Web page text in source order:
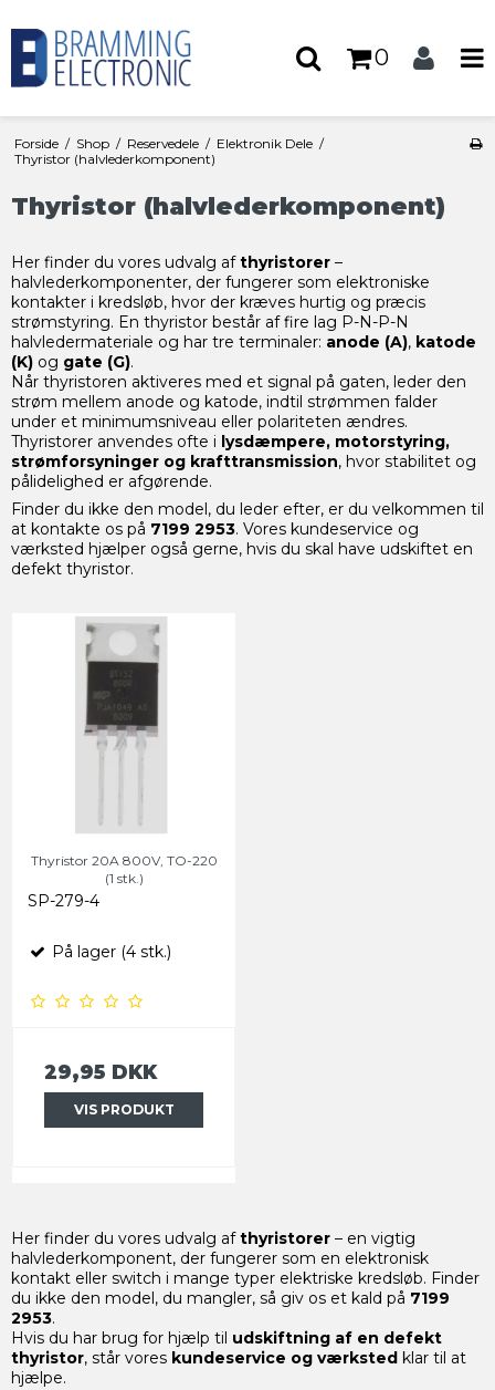
0
Forside / Shop / Reservedele / Elektronik Dele /
Thyristor (halvlederkomponent)
Thyristor (halvlederkomponent)
Her finder du vores udvalg afthyristorer –
halvlederkomponenter, der fungerer som elektroniske
kontakter i kredsløb, hvor der kræves hurtig og præcis
strømstyring. En thyristor består af fire lag P-N-P-N
halvledermateriale og har tre terminaler: anode (A), katode
(K) og gate (G).
Når thyristoren aktiveres med et signal på gaten, leder den
strøm mellem anode og katode, indtil strømmen falder
under et minimumsniveau eller polariteten ændres.
Thyristorer anvendes ofte i lysdæmpere, motorstyring,
strømforsyninger og krafttransmission, hvor stabilitet og
pålidelighed er afgørende.
Finder du ikke den model, du leder efter, er du velkommen til
at kontakte os på 7199 2953. Vores kundeservice og
værksted hjælper også gerne, hvis du skal have udskiftet en
defekt thyristor.
Thyristor 20A 800V, TO-220
(1 stk.)
SP-279-4
På lager (4 stk.)
29,95 DKK
VIS PRODUKT
Her finder du vores udvalg afthyristorer – en vigtig
halvlederkomponent, der fungerer som en elektronisk
kontakt eller switch i mange typer elektriske kredsløb. Finder
du ikke den model, du mangler, så giv os et kald på 7199
2953.
Hvis du har brug for hjælp til udskiftning af en defekt
thyristor, står vores kundeservice og værksted klar til at
hjælpe.